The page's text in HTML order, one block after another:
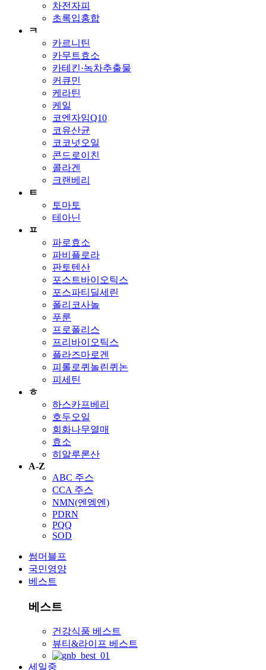
차전자피
초록입홍합
ㅋ
카르니틴
카무트효소
카테킨·녹차추출물
커큐민
케라틴
케일
코엔자임Q10
코유산균
코코넛오일
콘드로이친
콜라겐
크랜베리
ㅌ
토마토
테아닌
ㅍ
파로효소
파비플로라
판토텐산
포스트바이오틱스
포스파티딜세린
폴리코사놀
푸룬
프로폴리스
프리바이오틱스
플라즈마로겐
피롤로퀴놀린퀴논
피세틴
ㅎ
하스카프베리
호두오일
회화나무열매
효소
히알루론산
A-Z
ABC 주스
CCA 주스
NMN(엔엠엔)
PDRN
PQQ
SOD
썸머블프
국민영양
베스트
베스트
건강식품 베스트
뷰티&라이프 베스트
세일중